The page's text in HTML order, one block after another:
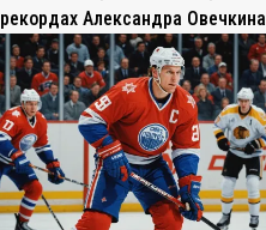
рекордах Александра Овечкина